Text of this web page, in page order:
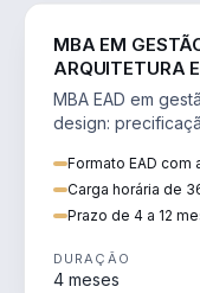
MBA EM
ARQUITETURA
MBA EAD em
design:
Formato EAD com
Carga horária de
Prazo de 4 a 12
DURAÇÃO
4 meses